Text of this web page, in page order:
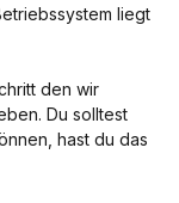
liegt
den wir
Du solltest
hast du das